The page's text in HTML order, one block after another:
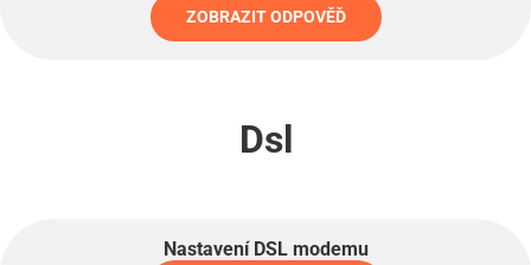
ZOBRAZIT ODPOVĚĎ
Dsl
Nastavení DSL modemu